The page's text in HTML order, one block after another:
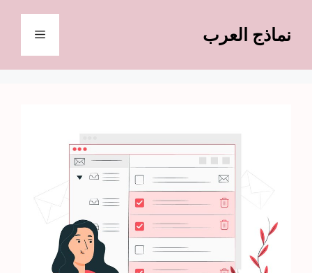
المحتوىنماذج العرب القائمة